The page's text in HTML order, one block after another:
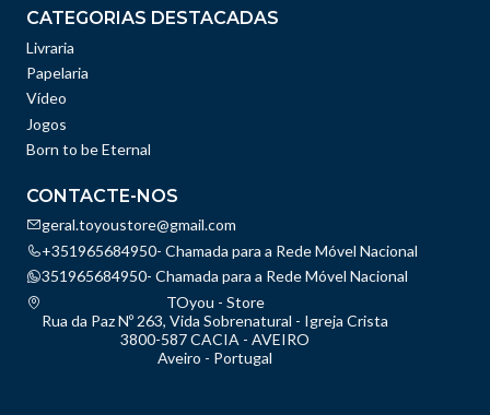
CATEGORIAS DESTACADAS
Livraria
Papelaria
Vídeo
Jogos
Born to be Eternal
CONTACTE-NOS
geral.toyoustore@gmail.com
+351965684950- Chamada para a Rede Móvel Nacional
351965684950- Chamada para a Rede Móvel Nacional
TOyou - Store
Rua da Paz Nº 263, Vida Sobrenatural - Igreja Crista
3800-587 CACIA - AVEIRO
Aveiro - Portugal